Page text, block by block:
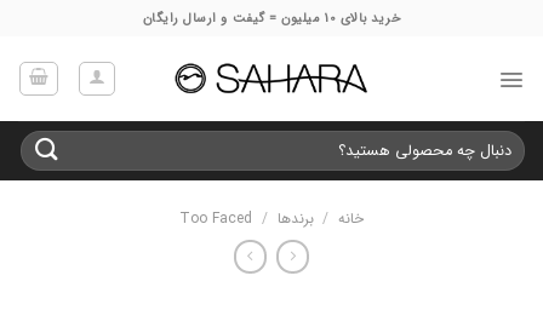
خرید بالای 10 میلیون = گیفت و ارسال رایگان
جستجو
برای:
خانه / برندها /
Too Faced